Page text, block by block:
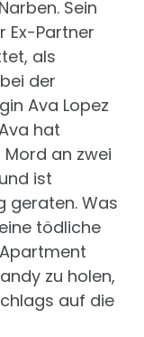
Sein
Ex-Partner
als
der
Ava Lopez
hat
an zwei
ist
geraten. Was
tödliche
zu holen,
auf die